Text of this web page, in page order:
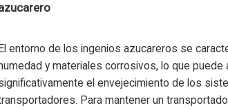
El entorno de los ingenios azucareros se
humedad y materiales corrosivos, lo que puede
el envejecimiento de los
Para mantener un